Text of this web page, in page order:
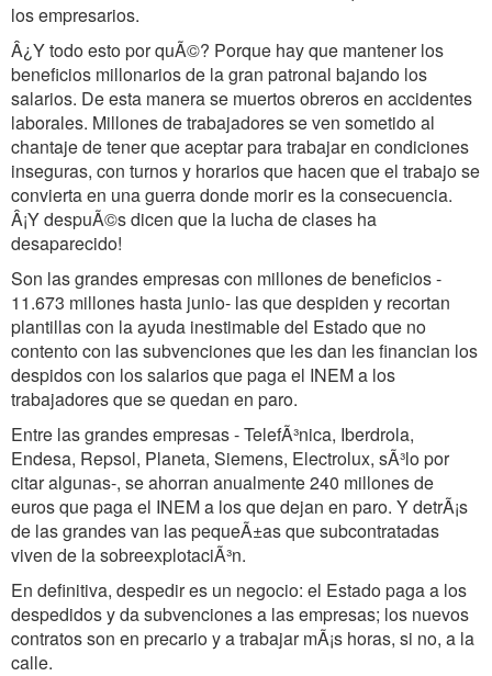
los empresarios.
Â¿Y todo esto por quÃ©? Porque hay que mantener los
beneficios millonarios de la gran patronal bajando los
salarios. De esta manera se muertos obreros en accidentes
laborales. Millones de trabajadores se ven sometido al
chantaje de tener que aceptar para trabajar en condiciones
inseguras, con turnos y horarios que hacen que el trabajo se
convierta en una guerra donde morir es la consecuencia.
Â¡Y despuÃ©s dicen que la lucha de clases ha
desaparecido!
Son las grandes empresas con millones de beneficios -
11.673 millones hasta junio- las que despiden y recortan
plantillas con la ayuda inestimable del Estado que no
contento con las subvenciones que les dan les financian los
despidos con los salarios que paga el INEM a los
trabajadores que se quedan en paro.
Entre las grandes empresas - TelefÃ³nica, Iberdrola,
Endesa, Repsol, Planeta, Siemens, Electrolux, sÃ³lo por
citar algunas-, se ahorran anualmente 240 millones de
euros que paga el INEM a los que dejan en paro. Y detrÃ¡s
de las grandes van las pequeÃ±as que subcontratadas
viven de la sobreexplotaciÃ³n.
En definitiva, despedir es un negocio: el Estado paga a los
despedidos y da subvenciones a las empresas; los nuevos
contratos son en precario y a trabajar mÃ¡s horas, si no, a la
calle.